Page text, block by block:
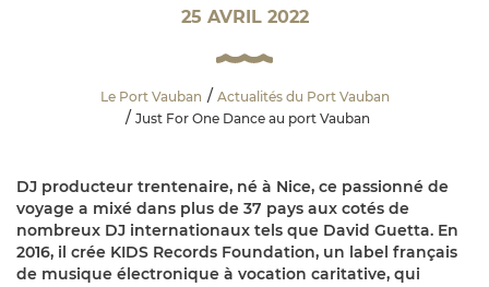
25 AVRIL 2022
Le Port Vauban
Actualités du Port Vauban
Just For One Dance au port Vauban
DJ producteur trentenaire, né à Nice, ce passionné de
voyage a mixé dans plus de 37 pays aux cotés de
nombreux DJ internationaux tels que David Guetta. En
2016, il crée KIDS Records Foundation, un label français
de musique électronique à vocation caritative, qui